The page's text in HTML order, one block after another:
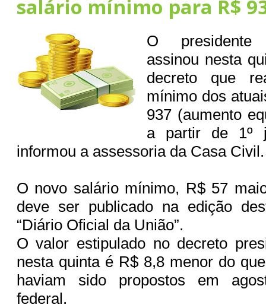
salário mínimo para R$
O presidente
assinou nesta
decreto que
mínimo dos
937 (aumento
a partir de 1º
informou a assessoria da Casa
O novo salário mínimo, R$ 57
deve ser publicado na edição
“Diário Oficial da União”.
O valor estipulado no decreto
nesta quinta é R$ 8,8 menor do
haviam sido propostos em
federal.